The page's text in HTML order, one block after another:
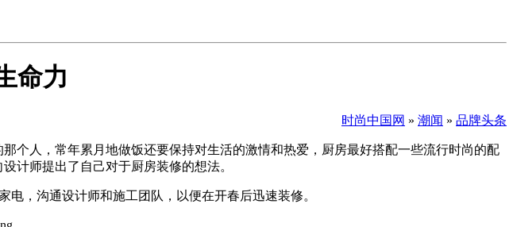
命力
时尚中国网 » 潮闻 » 品牌头条
个人，常年累月地做饭还要保持对生活的激情和热爱，厨房最好搭配一些流行时尚的配
计师提出了自己对于厨房装修的想法。
，沟通设计师和施工团队，以便在开春后迅速装修。